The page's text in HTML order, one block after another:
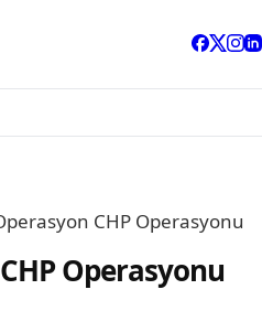
CHP Operasyonu
Operasyonu